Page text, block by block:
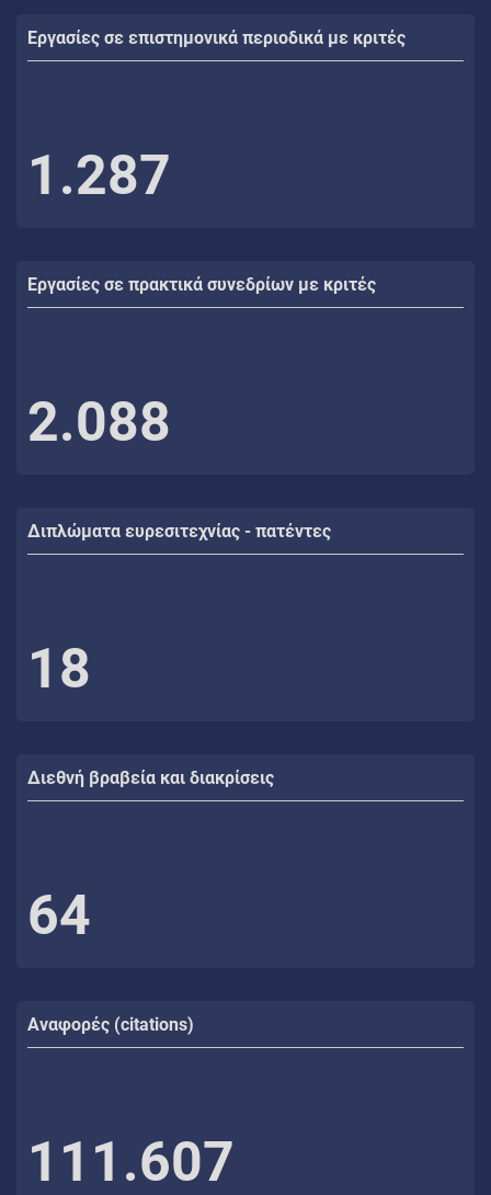
Εργασίες σε επιστημονικά περιοδικά με κριτές
1.287
Εργασίες σε πρακτικά συνεδρίων με κριτές
2.088
Διπλώματα ευρεσιτεχνίας - πατέντες
18
Διεθνή βραβεία και διακρίσεις
64
Αναφορές (citations)
111.607